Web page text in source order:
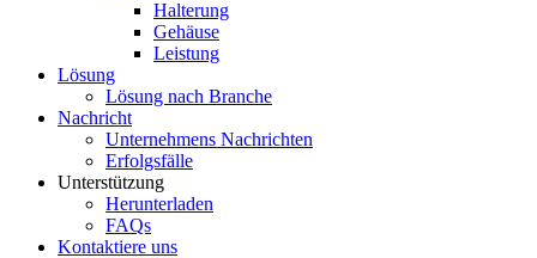
Halterung
Gehäuse
Leistung
Lösung
Lösung nach Branche
Nachricht
Unternehmens Nachrichten
Erfolgsfälle
Unterstützung
Herunterladen
FAQs
Kontaktiere uns